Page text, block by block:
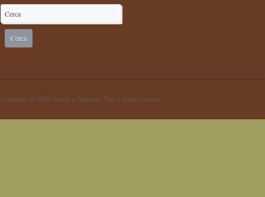
Copyright © 2026 Caccia e Dintorni. Tutti i diritti riservati.